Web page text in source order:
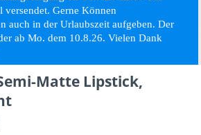
versendet. Gerne Können
auch in der Urlaubszeit aufgeben. Der
ab Mo. dem 10.8.26. Vielen Dank
Matte Lipstick,